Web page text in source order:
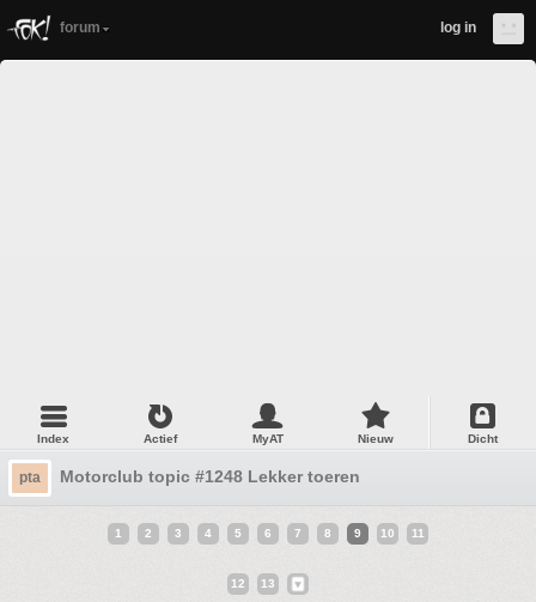
forum log in
Index Actief MyAT Nieuw Dicht
pta Motorclub topic #1248 Lekker toeren
1 2 3 4 5 6 7 8 9 10 11
12 13